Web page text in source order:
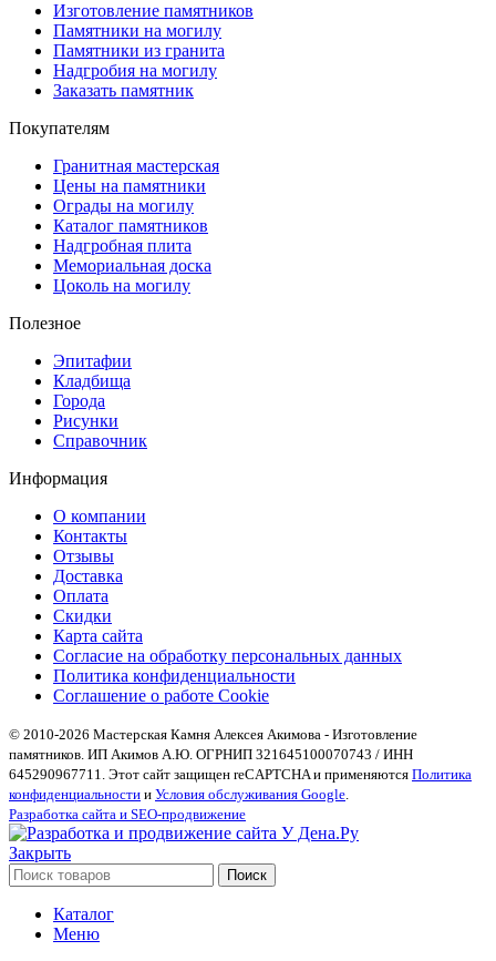
Изготовление памятников
Памятники на могилу
Памятники из гранита
Надгробия на могилу
Заказать памятник
Покупателям
Гранитная мастерская
Цены на памятники
Ограды на могилу
Каталог памятников
Надгробная плита
Мемориальная доска
Цоколь на могилу
Полезное
Эпитафии
Кладбища
Города
Рисунки
Справочник
Информация
О компании
Контакты
Отзывы
Доставка
Оплата
Скидки
Карта сайта
Согласие на обработку персональных данных
Политика конфиденциальности
Соглашение о работе Cookie
© 2010-2026 Мастерская Камня Алексея Акимова - Изготовление
памятников. ИП Акимов А.Ю. ОГРНИП 321645100070743 / ИНН
645290967711. Этот сайт защищен reCAPTCHA и применяются Политика
конфиденциальности и Условия обслуживания Google.
Разработка сайта и SEO-продвижение
Закрыть
Поиск
Каталог
Меню